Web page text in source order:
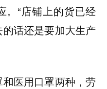
。“店铺上的货已经
话还是要加大生产
医用口罩两种，劳